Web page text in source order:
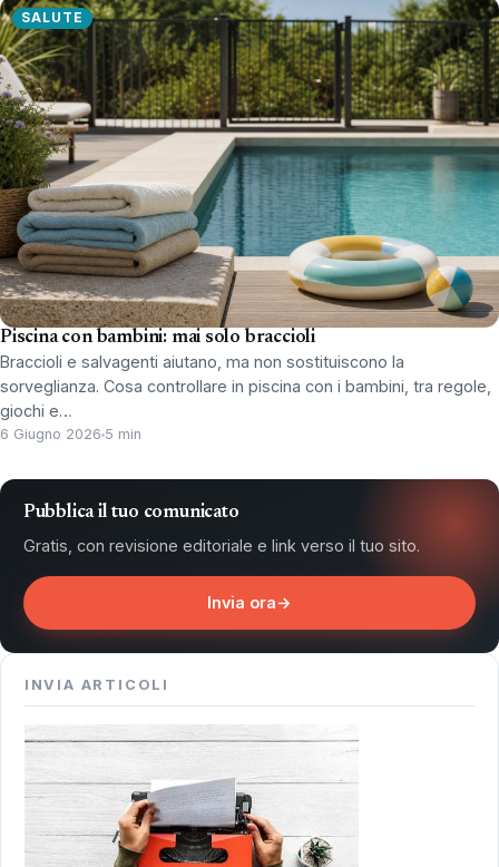
SALUTE
Piscina con bambini: mai solo braccioli
Braccioli e salvagenti aiutano, ma non sostituiscono la
sorveglianza. Cosa controllare in piscina con i bambini, tra regole,
giochi e…
6 Giugno 2026 5 min
Pubblica il tuo comunicato
Gratis, con revisione editoriale e link verso il tuo sito.
Invia ora→
INVIA ARTICOLI